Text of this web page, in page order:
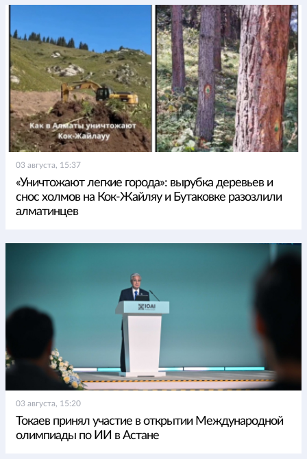
03 августа, 15:37
«Уничтожают легкие города»: вырубка деревьев и
снос холмов на Кок-Жайляу и Бутаковке разозлили
алматинцев
03 августа, 15:20
Токаев принял участие в открытии Международной
олимпиады по ИИ в Астане